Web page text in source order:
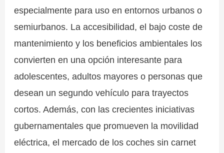
especialmente para uso en entornos urbanos o
semiurbanos. La accesibilidad, el bajo coste de
mantenimiento y los beneficios ambientales los
convierten en una opción interesante para
adolescentes, adultos mayores o personas que
desean un segundo vehículo para trayectos
cortos. Además, con las crecientes iniciativas
gubernamentales que promueven la movilidad
eléctrica, el mercado de los coches sin carnet